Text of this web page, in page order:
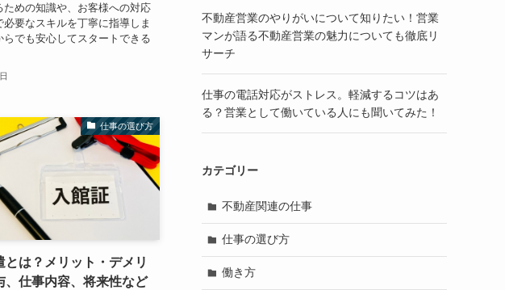
ための知識や、お客様への対応
必要なスキルを丁寧に指導しま
らでも安心してスタートできる
仕事の選び方
とは？メリット・デメリ
、仕事内容、将来性など
不動産営業のやりがいについて知りたい！営業
マンが語る不動産営業の魅力についても徹底リ
サーチ
仕事の電話対応がストレス。軽減するコツはあ
る？営業として働いている人にも聞いてみた！
カテゴリー
不動産関連の仕事
仕事の選び方
働き方